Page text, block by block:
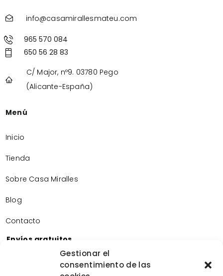
Gestionar el
consentimiento de las
info@casamirallesmateu.com
965 570 084
650 56 28 83
C/ Major, nº9. 03780 Pego
(Alicante-España)
Menú
Inicio
Tienda
Sobre Casa Miralles
Blog
Contacto
Envíos gratuitos
Envíos gratuitos por la compra de más de 60€.
Devoluciones gratuitas